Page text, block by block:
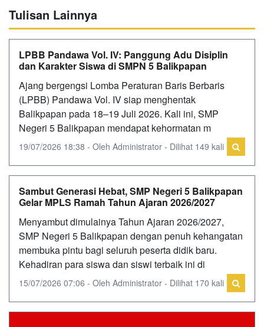
Tulisan Lainnya
LPBB Pandawa Vol. IV: Panggung Adu Disiplin
dan Karakter Siswa di SMPN 5 Balikpapan
‎Ajang bergengsi Lomba Peraturan Baris Berbaris
(LPBB) Pandawa Vol. IV siap menghentak
Balikpapan pada 18–19 Juli 2026. Kali ini, SMP
Negeri 5 Balikpapan mendapat kehormatan m
19/07/2026 18:38 - Oleh Administrator - Dilihat 149 kali
Sambut Generasi Hebat, SMP Negeri 5 Balikpapan
Gelar MPLS Ramah Tahun Ajaran 2026/2027
Menyambut dimulainya Tahun Ajaran 2026/2027,
SMP Negeri 5 Balikpapan dengan penuh kehangatan
membuka pintu bagi seluruh peserta didik baru.
Kehadiran para siswa dan siswi terbaik ini di
15/07/2026 07:06 - Oleh Administrator - Dilihat 170 kali